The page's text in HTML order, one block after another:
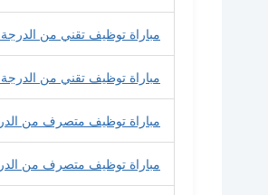
مباراة توظيف تقني من
مباراة توظيف تقني من
مباراة توظيف متصرف من
مباراة توظيف متصرف من